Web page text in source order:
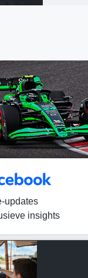
updates
insights